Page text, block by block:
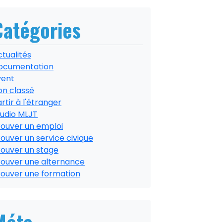
classé
à l'étranger
MLJT
un emploi
un service civique
un stage
une alternance
une formation